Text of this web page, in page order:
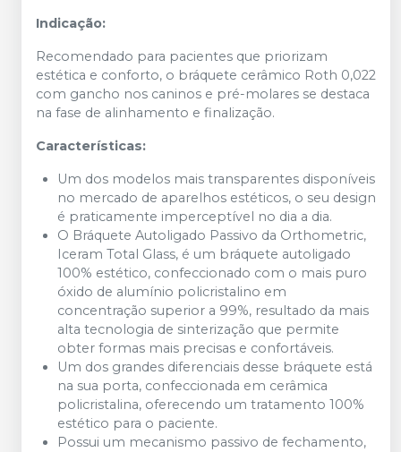
Indicação:
Recomendado para pacientes que priorizam
estética e conforto, o bráquete cerâmico Roth 0,022
com gancho nos caninos e pré-molares se destaca
na fase de alinhamento e finalização.
Características:
Um dos modelos mais transparentes disponíveis
no mercado de aparelhos estéticos, o seu design
é praticamente imperceptível no dia a dia.
O Bráquete Autoligado Passivo da Orthometric,
Iceram Total Glass, é um bráquete autoligado
100% estético, confeccionado com o mais puro
óxido de alumínio policristalino em
concentração superior a 99%, resultado da mais
alta tecnologia de sinterização que permite
obter formas mais precisas e confortáveis.
Um dos grandes diferenciais desse bráquete está
na sua porta, confeccionada em cerâmica
policristalina, oferecendo um tratamento 100%
estético para o paciente.
Possui um mecanismo passivo de fechamento,